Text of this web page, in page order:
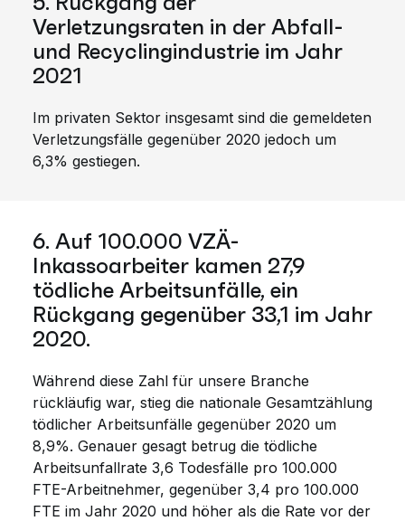
Verletzungsraten in der Abfall-
und Recyclingindustrie im Jahr
2021
Im privaten Sektor insgesamt sind die gemeldeten
Verletzungsfälle gegenüber 2020 jedoch um
6,3% gestiegen.
6. Auf 100.000 VZÄ-
Inkassoarbeiter kamen 27,9
tödliche Arbeitsunfälle, ein
Rückgang gegenüber 33,1 im Jahr
2020.
Während diese Zahl für unsere Branche
rückläufig war, stieg die nationale Gesamtzählung
tödlicher Arbeitsunfälle gegenüber 2020 um
8,9%. Genauer gesagt betrug die tödliche
Arbeitsunfallrate 3,6 Todesfälle pro 100.000
FTE-Arbeitnehmer, gegenüber 3,4 pro 100.000
FTE im Jahr 2020 und höher als die Rate vor der